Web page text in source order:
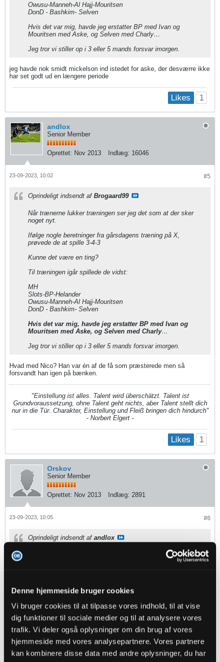
Denne hjemmeside bruger cookies
Vi bruger cookies til at tilpasse vores indhold, til at vise
dig funktioner til sociale medier og til at analysere vores
trafik. Vi deler også oplysninger om din brug af vores
hjemmeside med vores analysepartnere. Vores partnere
kan kombinere disse data med andre oplysninger, du har
Owusu-Manneh-Al Hajj-Mouritsen
DonD - Bashkim- Selven
Hvis det var mig, havde jeg erstatter BP med Ivan og
Mouritsen med Aske, og Selven med Charly…
Jeg tror vi stiller op i 3 eller 5 mands forsvar imorgen.
jeg havde nok smidt mickelson ind istedet for aske, der desværre ikke
har set godt ud en længere periode
Likes 1
andlox
Senior Member
Oprettet: Nov 2013 Indlæg: 16046
#5
23-09-2023, 10:02
Oprindeligt indsendt af Brogaard99
Når trænerne lukker træningen ser jeg det som at der sker
noget nyt.
Ifølge nogle beretninger fra gårsdagens træning på X,
prøvede de at spille 3-4-3
Kunne det være en ting?
Til træningen igår spillede de vidst:
MH
Slots-BP-Helander
Owusu-Manneh-Al Hajj-Mouritsen
DonD - Bashkim- Selven
Hvis det var mig, havde jeg erstatter BP med Ivan og
Mouritsen med Aske, og Selven med Charly…
Jeg tror vi stiller op i 3 eller 5 mands forsvar imorgen.
Hvad med Nico? Han var én af de få som præsterede men så
forsvandt han igen på bænken.
"Einstellung ist alles. Talent wird überschätzt. Talent ist
Grundvoraussetzung, ohne Talent geht nichts, aber Talent stellt dich
nur in die Tür. Charakter, Einstellung und Fleiß bringen dich hindurch"
- Norbert Elgert -
Likes 1
Orskov
Senior Member
Oprettet: Nov 2013 Indlæg: 2891
#6
23-09-2023, 10:05
Oprindeligt indsendt af andlox
Hvad med Nico? Han var én af de få som præsterede men så
rigtigt er i spil på venstresiden. Der er bare nødt til at komme noget
offensivt fra backsne' hvis det skal give mening. Jeg tror godt
Mouritsen kan blive et frisk pust der, i hvert fald offensivt.
andlox
Senior Member